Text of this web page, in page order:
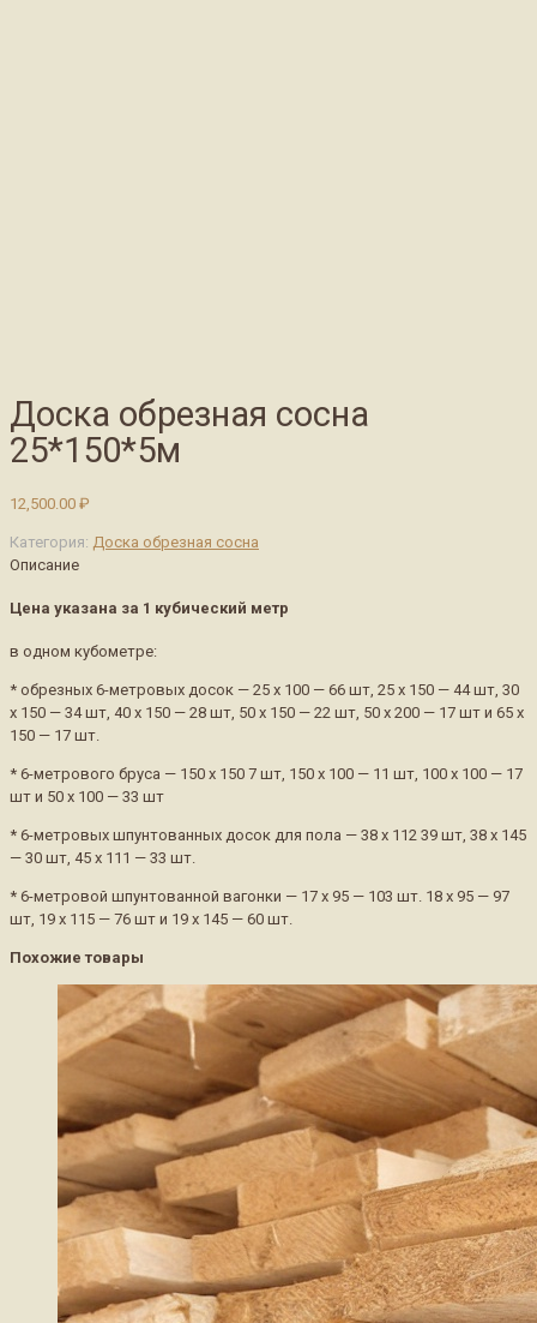
Доска обрезная сосна
25*150*5м
12,500.00 ₽
Категория: Доска обрезная сосна
Описание
Цена указана за 1 кубический метр
в одном кубометре:
* обрезных 6-метровых досок — 25 х 100 — 66 шт, 25 х 150 — 44 шт, 30
х 150 — 34 шт, 40 х 150 — 28 шт, 50 х 150 — 22 шт, 50 х 200 — 17 шт и 65 х
150 — 17 шт.
* 6-метрового бруса — 150 х 150 7 шт, 150 х 100 — 11 шт, 100 х 100 — 17
шт и 50 х 100 — 33 шт
* 6-метровых шпунтованных досок для пола — 38 х 112 39 шт, 38 х 145
— 30 шт, 45 х 111 — 33 шт.
* 6-метровой шпунтованной вагонки — 17 х 95 — 103 шт. 18 х 95 — 97
шт, 19 х 115 — 76 шт и 19 х 145 — 60 шт.
Похожие товары